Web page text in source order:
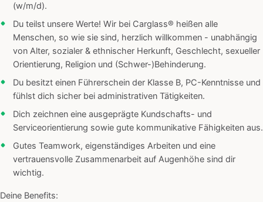
(w/m/d).
Du teilst unsere Werte! Wir bei Carglass® heißen alle
Menschen, so wie sie sind, herzlich willkommen - unabhängig
von Alter, sozialer & ethnischer Herkunft, Geschlecht, sexueller
Orientierung, Religion und (Schwer-)Behinderung.
Du besitzt einen Führerschein der Klasse B, PC-Kenntnisse und
fühlst dich sicher bei administrativen Tätigkeiten.
Dich zeichnen eine ausgeprägte Kundschafts- und
Serviceorientierung sowie gute kommunikative Fähigkeiten aus.
Gutes Teamwork, eigenständiges Arbeiten und eine
vertrauensvolle Zusammenarbeit auf Augenhöhe sind dir
wichtig.
Deine Benefits: